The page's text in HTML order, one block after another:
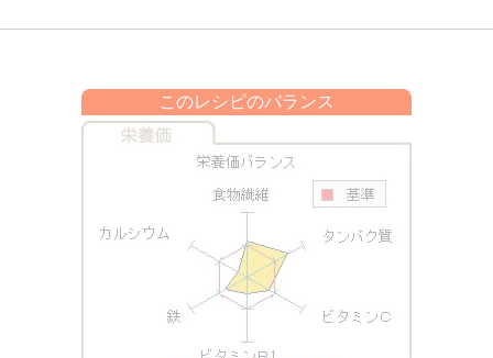
このレシピのバランス